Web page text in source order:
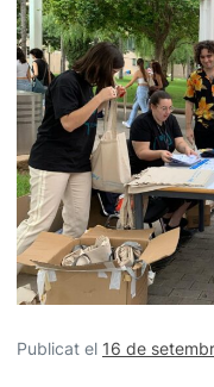
Publicat el 16 de